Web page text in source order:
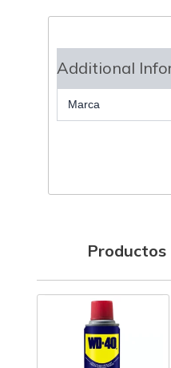
Additional
Marca
Productos